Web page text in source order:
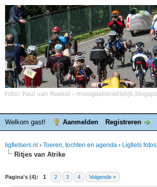
Welkom gast! Aanmelden Registreren
ligfietsers.nl › Toeren, tochten en agenda › Ligfiets fotos
Ritjes van Atrike
Pagina's (4): 1 2 3 4 Volgende »
waardering is 0